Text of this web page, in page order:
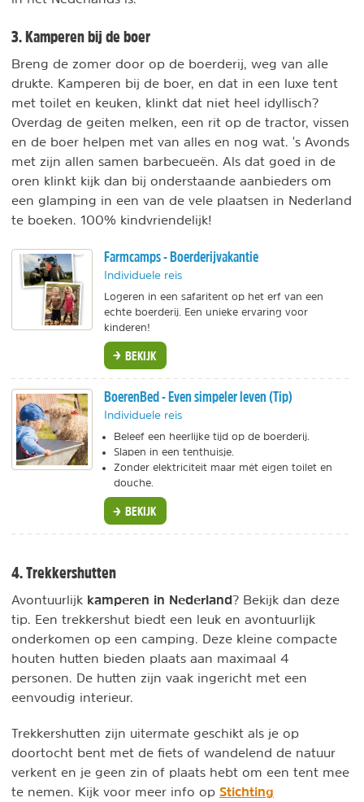
3. Kamperen bij de boer
Breng de zomer door op de boerderij, weg van alle
drukte. Kamperen bij de boer, en dat in een luxe tent
met toilet en keuken, klinkt dat niet heel idyllisch?
Overdag de geiten melken, een rit op de tractor, vissen
en de boer helpen met van alles en nog wat. 's Avonds
met zijn allen samen barbecueën. Als dat goed in de
oren klinkt kijk dan bij onderstaande aanbieders om
een glamping in een van de vele plaatsen in Nederland
te boeken. 100% kindvriendelijk!
Farmcamps - Boerderijvakantie
Individuele reis
Logeren in een safaritent op het erf van een
echte boerderij. Een unieke ervaring voor
kinderen!
BEKIJK
BoerenBed - Even simpeler leven (Tip)
Individuele reis
Beleef een heerlijke tijd op de boerderij.
Slapen in een tenthuisje.
Zonder elektriciteit maar mét eigen toilet en
douche.
BEKIJK
4. Trekkershutten
Avontuurlijk kamperen in Nederland? Bekijk dan deze
tip. Een trekkershut biedt een leuk en avontuurlijk
onderkomen op een camping. Deze kleine compacte
houten hutten bieden plaats aan maximaal 4
personen. De hutten zijn vaak ingericht met een
eenvoudig interieur.
Trekkershutten zijn uitermate geschikt als je op
doortocht bent met de fiets of wandelend de natuur
verkent en je geen zin of plaats hebt om een tent mee
te nemen. Kijk voor meer info op Stichting